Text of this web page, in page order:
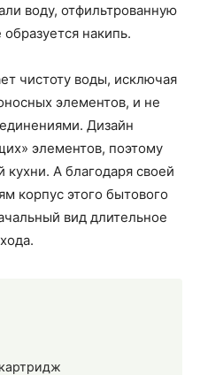
воду, отфильтрованную
накипь.
чистоту воды, исключая
элементов, и не
Дизайн
элементов, поэтому
А благодаря своей
корпус этого бытового
вид длительное